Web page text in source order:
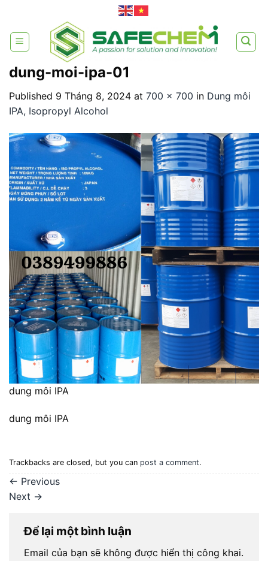
content
dung-moi-ipa-01
Published 9 Tháng 8, 2024 at 700 × 700 in Dung môi
IPA, Isopropyl Alcohol
dung môi IPA
dung môi IPA
Trackbacks are closed, but you can post a comment.
← Previous
Next →
Để lại một bình luận
Email của bạn sẽ không được hiển thị công khai.